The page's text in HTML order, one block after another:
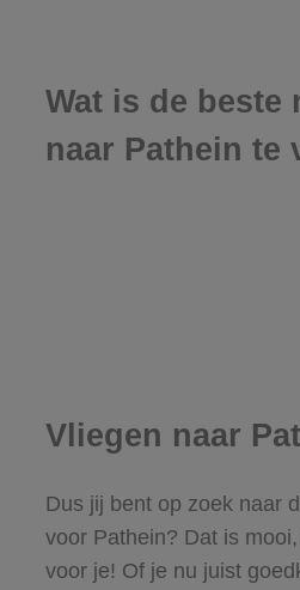
Wat is de beste
naar Pathein te
Vliegen naar
Dus jij bent op zoek naar
voor Pathein? Dat is
voor je! Of je nu juist